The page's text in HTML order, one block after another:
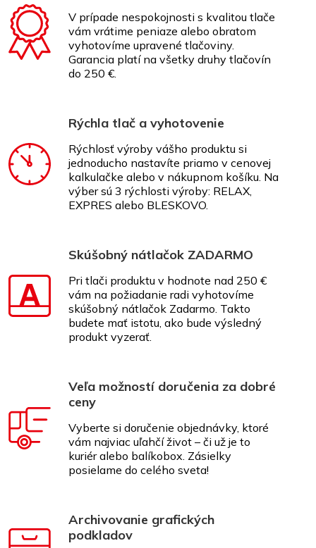
V prípade nespokojnosti s kvalitou tlače
vám vrátime peniaze alebo obratom
vyhotovíme upravené tlačoviny.
Garancia platí na všetky druhy tlačovín
do 250 €.
Rýchla tlač a vyhotovenie
Rýchlosť výroby vášho produktu si
jednoducho nastavíte priamo v cenovej
kalkulačke alebo v nákupnom košíku. Na
výber sú 3 rýchlosti výroby: RELAX,
EXPRES alebo BLESKOVO.
Skúšobný nátlačok ZADARMO
Pri tlači produktu v hodnote nad 250 €
vám na požiadanie radi vyhotovíme
skúšobný nátlačok Zadarmo. Takto
budete mať istotu, ako bude výsledný
produkt vyzerať.
Veľa možností doručenia za dobré
ceny
Vyberte si doručenie objednávky, ktoré
vám najviac uľahčí život – či už je to
kuriér alebo balíkobox. Zásielky
posielame do celého sveta!
Archivovanie grafických
podkladov